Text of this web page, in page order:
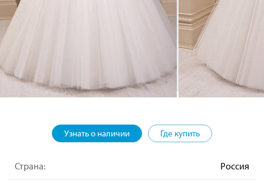
Узнать о наличии Где купить
Страна: Россия